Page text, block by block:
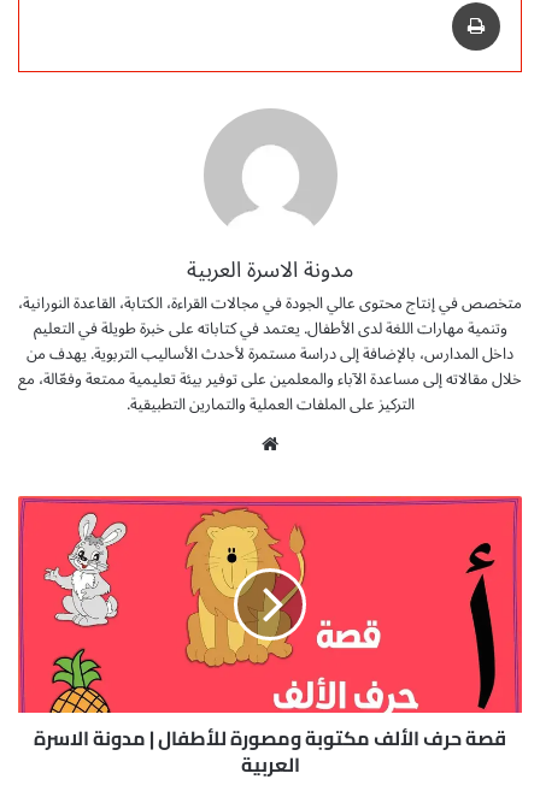
مدونة الاسرة العربية
متخصص في إنتاج محتوى عالي الجودة في مجالات القراءة، الكتابة، القاعدة النورانية،
وتنمية مهارات اللغة لدى الأطفال. يعتمد في كتاباته على خبرة طويلة في التعليم
داخل المدارس، بالإضافة إلى دراسة مستمرة لأحدث الأساليب التربوية. يهدف من
خلال مقالاته إلى مساعدة الآباء والمعلمين على توفير بيئة تعليمية ممتعة وفعّالة، مع
التركيز على الملفات العملية والتمارين التطبيقية.
الوي
ب
ق
ص
ح
ف
أ
قصة حرف الألف مكتوبة ومصورة للأطفال | مدونة الاسرة
العربية